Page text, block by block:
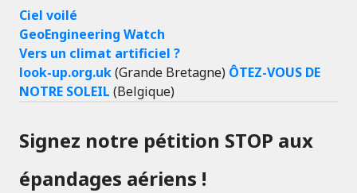
Ciel voilé
GeoEngineering Watch
Vers un climat artificiel ?
look-up.org.uk(Grande Bretagne) ÔTEZ-VOUS DE
NOTRE SOLEIL (Belgique)
Signez notre pétition STOP aux
épandages aériens !